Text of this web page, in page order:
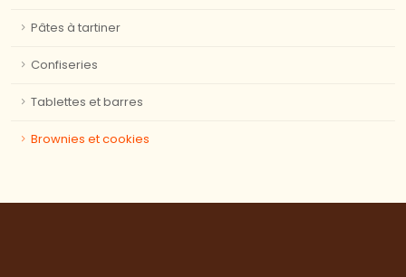
Pâtes à tartiner
Confiseries
Tablettes et barres
Brownies et cookies